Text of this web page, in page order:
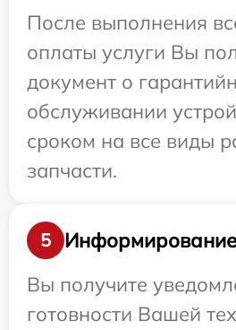
После выполнения
оплаты услуги Вы
документ о
обслуживании
сроком на все виды
запчасти.
5
Информирование
Вы получите
готовности Вашей